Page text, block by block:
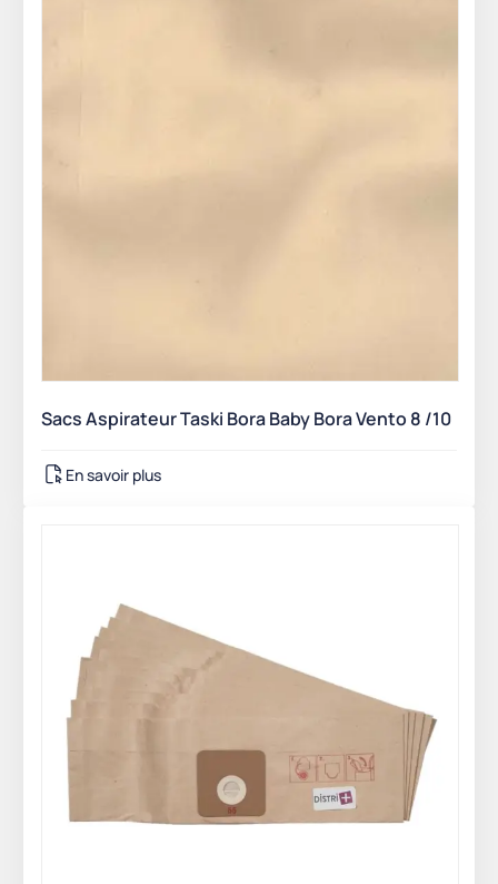
Sacs Aspirateur Taski Bora Baby Bora Vento 8 /10
En savoir plus